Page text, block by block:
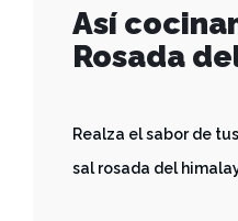
Así
Rosada
Realza el sabor de
sal rosada del